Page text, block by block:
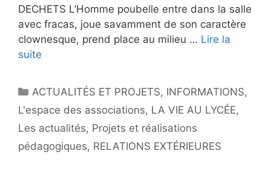
DECHETS L’Homme poubelle entre dans la salle
avec fracas, joue savamment de son caractère
clownesque, prend place au milieu … Lire la
suite
Catégories
ACTUALITÉS ET PROJETS, INFORMATIONS,
L'espace des associations, LA VIE AU LYCÉE,
Les actualités, Projets et réalisations
pédagogiques, RELATIONS EXTÉRIEURES